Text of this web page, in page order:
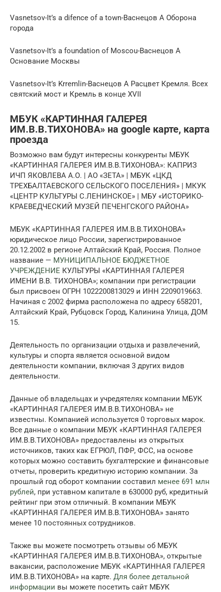
Vasnetsov-It’s a difence of a town-Васнецов А Оборона
города
Vasnetsov-It’s a foundation of Moscou-Васнецов А
Основание Москвы
Vasnetsov-It’s Krremlin-Васнецов А Расцвет Кремля. Всех
святский мост и Кремль в конце XVII
МБУК «КАРТИННАЯ ГАЛЕРЕЯ
ИМ.В.В.ТИХОНОВА» на google карте, карта
проезда
Возможно вам будут интересны конкуренты МБУК
«КАРТИННАЯ ГАЛЕРЕЯ ИМ.В.В.ТИХОНОВА»: КАПРИЗ
ИЧП ЯКОВЛЕВА А.О. | АО «ЗЕТА» | МБУК «ЦКД
ТРЕХБАЛТАЕВСКОГО СЕЛЬСКОГО ПОСЕЛЕНИЯ» | МКУК
«ЦЕНТР КУЛЬТУРЫ С.ЛЕНИНСКОЕ» | МБУ «ИСТОРИКО-
КРАЕВЕДЧЕСКИЙ МУЗЕЙ ПЕЧЕНГСКОГО РАЙОНА»
МБУК «КАРТИННАЯ ГАЛЕРЕЯ ИМ.В.В.ТИХОНОВА»
юридическое лицо России, зарегистрированное
20.12.2002 в регионе Алтайский Край, Россия. Полное
название — МУНИЦИПАЛЬНОЕ БЮДЖЕТНОЕ
УЧРЕЖДЕНИЕ КУЛЬТУРЫ «КАРТИННАЯ ГАЛЕРЕЯ
ИМЕНИ В.В. ТИХОНОВА»; компании при регистрации
был присвоен ОГРН 1022200813029 и ИНН 2209019663.
Начиная с 2002 фирма расположена по адресу 658201,
Алтайский Край, Рубцовск Город, Калинина Улица, ДОМ
15.
Деятельность по организации отдыха и развлечений,
культуры и спорта является основной видом
деятельности компании, включая 3 других видов
деятельности.
Данные об владельцах и учредятелях компании МБУК
«КАРТИННАЯ ГАЛЕРЕЯ ИМ.В.В.ТИХОНОВА» не
известны. Компанией используется 0 торговых марок.
Все данные о компании МБУК «КАРТИННАЯ ГАЛЕРЕЯ
ИМ.В.В.ТИХОНОВА» предоставлены из открытых
источников, таких как ЕГРЮЛ, ПФР, ФСС, на основе
которых можно составить бухгалтерские и финансовые
отчеты, проверить кредитную историю компании. За
прошлый год оборот компании составил менее 691 млн
рублей, при уставном капитале в 630000 руб, кредитный
рейтинг при этом отличный. В компании МБУК
«КАРТИННАЯ ГАЛЕРЕЯ ИМ.В.В.ТИХОНОВА» занято
менее 10 постоянных сотрудников.
Также вы можете посмотреть отзывы об МБУК
«КАРТИННАЯ ГАЛЕРЕЯ ИМ.В.В.ТИХОНОВА», открытые
вакансии, расположение МБУК «КАРТИННАЯ ГАЛЕРЕЯ
ИМ.В.В.ТИХОНОВА» на карте. Для более детальной
информации вы можете посетить сайт МБУК